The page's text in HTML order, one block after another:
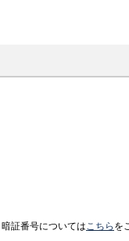
証番号についてはこちら を